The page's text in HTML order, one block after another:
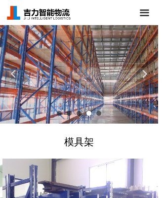
넳 넲
끀
关于我们
仓储货架
立体库货架
AGV/RGV小车
仓库管理系统
成功案例
联系我们
模具架